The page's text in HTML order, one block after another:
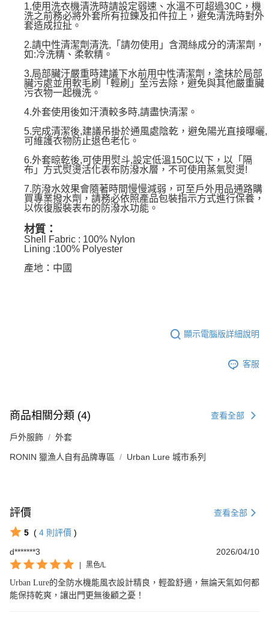
1.使用洗衣機清洗時請設定弱速、水溫不可超過30C，機
洗之前務必將外套所有拉錬及扣件拉上，避免清洗時對外
套造成拉扯。
2.請中性清潔劑清洗,「請勿使用」含潤絲成分的清潔劑，
如:冷洗精、柔軟精。
3.局部臟汙嚴重時建議下水前用中性清潔劑，塗抹於局部
臟污處並用軟毛刷「輕刷」至污去除，避免與其他嚴重臟
污衣物一起機洗。
4.外套使用後如汗漬較多時,請盡快清潔。
5.完成清潔後,建議吊掛於通風處陰乾，避免陽光直接曝曬,
可維護衣物防止退色老化。
6.外套晾乾後,可使用熨斗,設定低溫150C以下，以「隔
布」方式熨燙活化表布防潑水層，不可使用蒸氣熨燙!
7.防潑水效果會隨著時間慢慢減弱，可至戶外用品通路購
買專業撥水劑，請務必依照產品包裝指示方式進行保養，
以恢復服裝表布的防潑水功能。
材質：
Shell Fabric : 100% Nylon
Lining :100% Polyester
產地：中國
顯示電腦版詳細說明
客服
商品相關分類 (4) 查看全部
戶外服飾 外套
RONIN 獵漁人自有品牌專區 Urban Lure 城市系列
評價 查看全部
5 ( 4 則評價 )
d*******3
2026/04/10
| 黑色/L
Urban Lure的全防水機能風衣設計精良，輕盈舒適，無論天氣如何都
能保持乾爽，讓出門更無後顧之憂！